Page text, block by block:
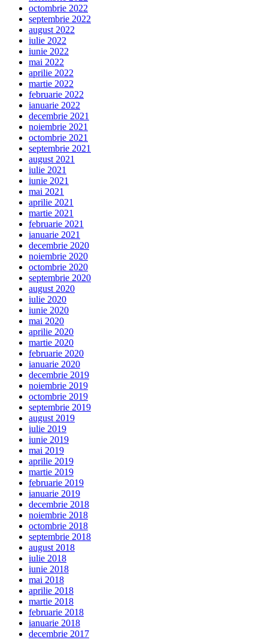
octombrie 2022
septembrie 2022
august 2022
iulie 2022
iunie 2022
mai 2022
aprilie 2022
martie 2022
februarie 2022
ianuarie 2022
decembrie 2021
noiembrie 2021
octombrie 2021
septembrie 2021
august 2021
iulie 2021
iunie 2021
mai 2021
aprilie 2021
martie 2021
februarie 2021
ianuarie 2021
decembrie 2020
noiembrie 2020
octombrie 2020
septembrie 2020
august 2020
iulie 2020
iunie 2020
mai 2020
aprilie 2020
martie 2020
februarie 2020
ianuarie 2020
decembrie 2019
noiembrie 2019
octombrie 2019
septembrie 2019
august 2019
iulie 2019
iunie 2019
mai 2019
aprilie 2019
martie 2019
februarie 2019
ianuarie 2019
decembrie 2018
noiembrie 2018
octombrie 2018
septembrie 2018
august 2018
iulie 2018
iunie 2018
mai 2018
aprilie 2018
martie 2018
februarie 2018
ianuarie 2018
decembrie 2017